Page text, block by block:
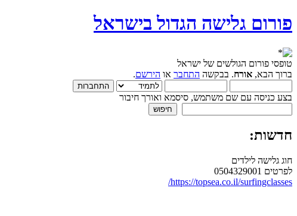
פורום גלישה הגדול בישראל
טופסי פורום הגולשים של ישראל
ברוך הבא, אורח. בבקשה התחבר או הירשם.
בצע כניסה עם שם משתמש, סיסמא ואורך חיבור
חדשות:
חוג גלישה לילדים
לפרטים 0504329001
https://topsea.co.il/surfingclasses/